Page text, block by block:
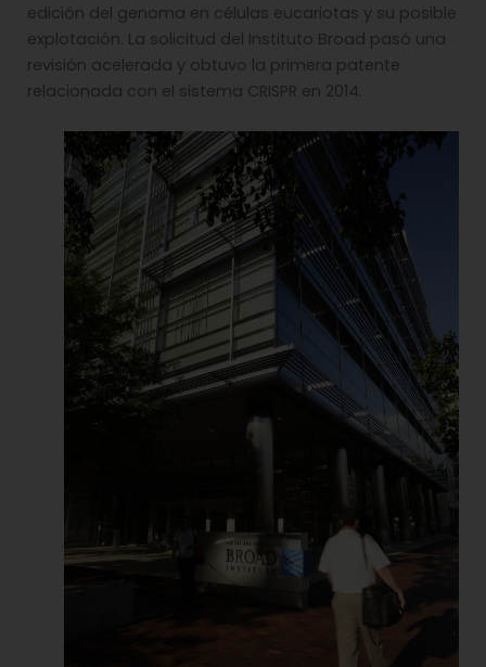
edición del genoma en células eucariotas y su posible
explotación. La solicitud del Instituto Broad pasó una
revisión acelerada y obtuvo la primera patente
relacionada con el sistema CRISPR en 2014.